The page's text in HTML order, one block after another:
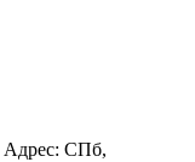
Адрес: СПб,